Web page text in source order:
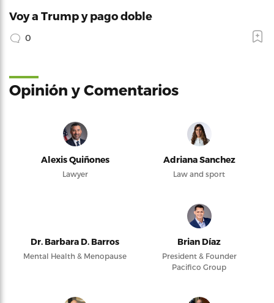
Voy a Trump y pago doble
0
Opinión y Comentarios
Alexis Quiñones
Lawyer
Adriana Sanchez
Law and sport
Dr. Barbara D. Barros
Mental Health & Menopause
Brian Díaz
President & Founder
Pacifico Group